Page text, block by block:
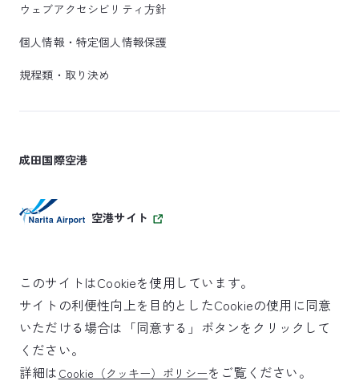
ウェブアクセシビリティ方針
個人情報・特定個人情報保護
規程類・取り決め
成田国際空港
空港サイト
SKYTRAX
5スターエアポート
このサイトはCookieを使用しています。
サイトの利便性向上を目的としたCookieの使用に同意
いただける場合は「同意する」ボタンをクリックして
ください。
詳細は Cookie（クッキー）ポリシーをご覧ください。